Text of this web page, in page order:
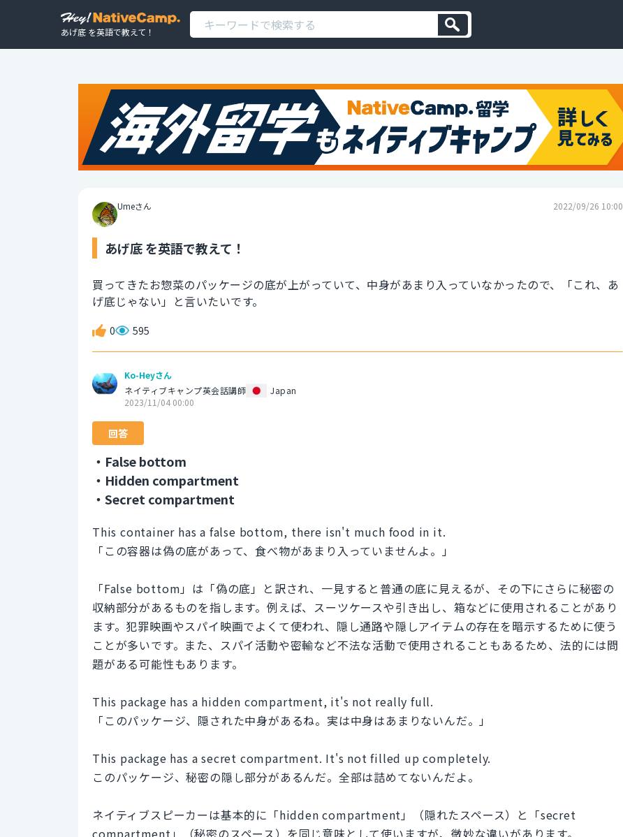
あげ底 を英語で教えて！
Umeさん 2022/09/26 10:00
あげ底 を英語で教えて！
買ってきたお惣菜のパッケージの底が上がっていて、中身があまり入っていなかったので、「これ、あ
げ底じゃない」と言いたいです。
0 595
Ko-Heyさん
ネイティブキャンプ英会話講師
Japan
2023/11/04 00:00
回答
・False bottom
・Hidden compartment
・Secret compartment
This container has a false bottom, there isn't much food in it.
「この容器は偽の底があって、食べ物があまり入っていませんよ。」
「False bottom」は「偽の底」と訳され、一見すると普通の底に見えるが、その下にさらに秘密の
収納部分があるものを指します。例えば、スーツケースや引き出し、箱などに使用されることがあり
ます。犯罪映画やスパイ映画でよくて使われ、隠し通路や隠しアイテムの存在を暗示するために使う
ことが多いです。また、スパイ活動や密輸など不法な活動で使用されることもあるため、法的には問
題がある可能性もあります。
This package has a hidden compartment, it's not really full.
「このパッケージ、隠された中身があるね。実は中身はあまりないんだ。」
This package has a secret compartment. It's not filled up completely.
このパッケージ、秘密の隠し部分があるんだ。全部は詰めてないんだよ。
ネイティブスピーカーは基本的に「hidden compartment」（隠れたスペース）と「secret
compartment」（秘密のスペース）を同じ意味として使いますが、微妙な違いがあります。